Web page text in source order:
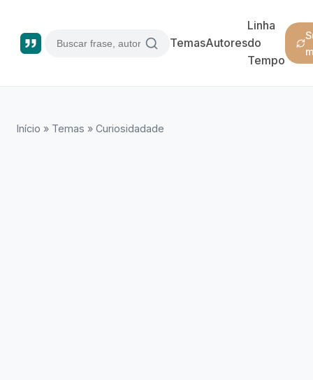
TemasAutores
Linha
do
Tempo
Início » Temas » Curiosidadade